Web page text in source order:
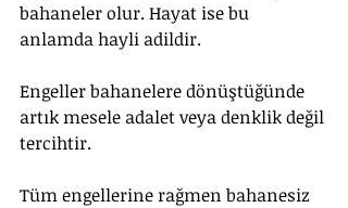
bahaneler olur. Hayat ise bu
anlamda hayli adildir.
Engeller bahanelere dönüştüğünde
artık mesele adalet veya denklik değil
tercihtir.
Tüm engellerine rağmen bahanesiz